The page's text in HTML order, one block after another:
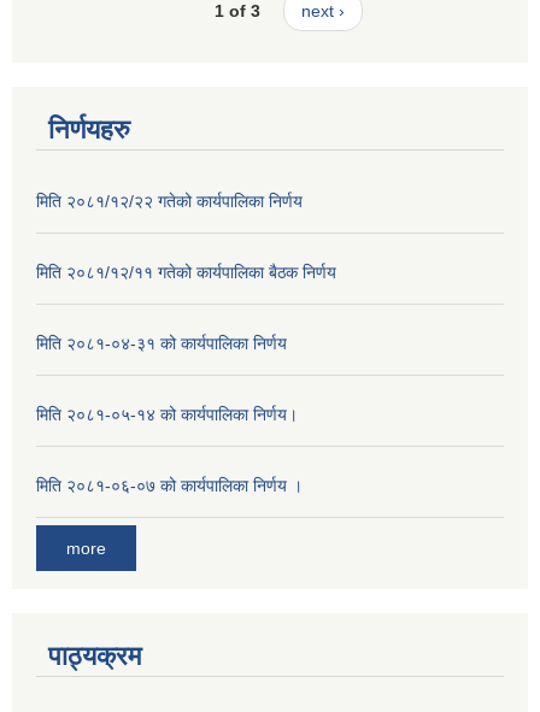
1 of 3 next ›
निर्णयहरु
मिति २०८१/१२/२२ गतेको कार्यपालिका निर्णय
मिति २०८१/१२/११ गतेको कार्यपालिका बैठक निर्णय
मिति २०८१-०४-३१ को कार्यपालिका निर्णय
मिति २०८१-०५-१४ को कार्यपालिका निर्णय।
मिति २०८१-०६-०७ को कार्यपालिका निर्णय ।
more
पाठ्यक्रम